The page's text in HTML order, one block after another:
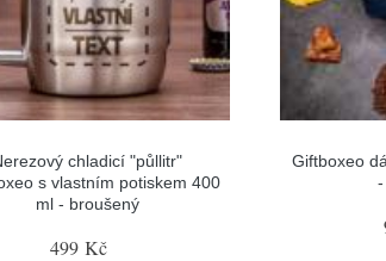
chladicí "půllitr"
s vlastním potiskem 400
ml - broušený
499 Kč
Giftboxeo